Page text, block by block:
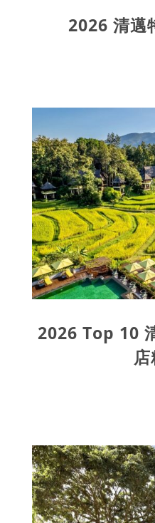
2026 清邁
2026 Top 10